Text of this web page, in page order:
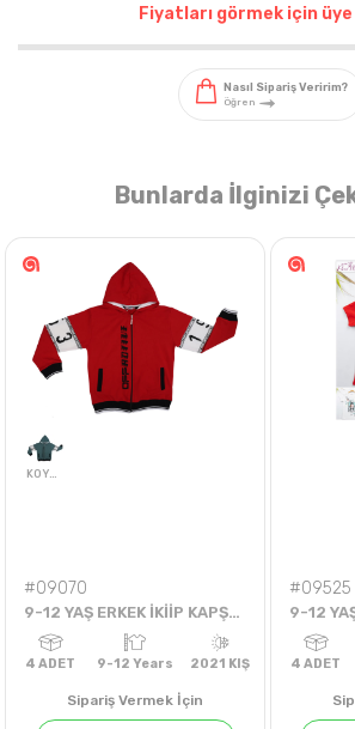
Fiyatları görmek için
Nasıl
Bunlarda İlginizi
KOYU YEŞİL
#09070
9-12 YAŞ ERKEK İKİİP KAPŞONLU TEK HIRKA
Sipariş Vermek İçin
#09525